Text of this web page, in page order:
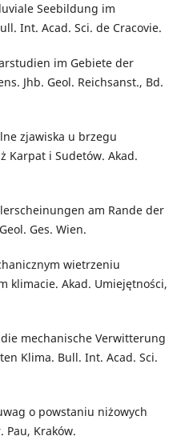
Seebildung im
Int. Acad. Sci. de Cracovie.
im Gebiete der
Jhb. Geol. Reichsanst., Bd.
zjawiska u brzegu
Karpat i Sudetów. Akad.
am Rande der
Ges. Wien.
wietrzeniu
klimacie. Akad. Umiejętności,
mechanische Verwitterung
Klima. Bull. Int. Acad. Sci.
o powstaniu niżowych
Pau, Kraków.